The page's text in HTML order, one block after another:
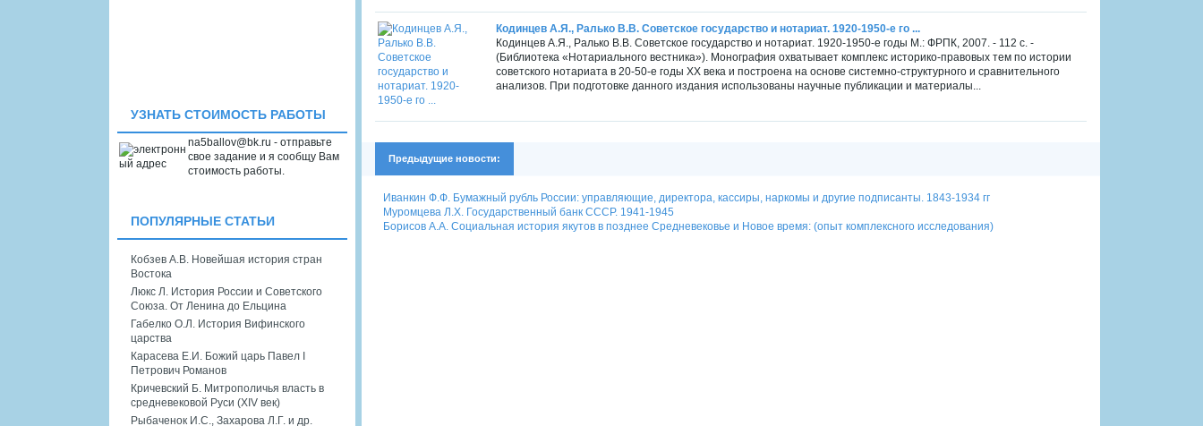
Кодинцев А.Я., Ралько В.В. Советское государство и нотариат. 1920-1950-е го ...
Кодинцев А.Я., Ралько В.В. Советское государство и нотариат. 1920-1950-е годы М.: ФРПК, 2007. - 112 с. -
(Библиотека «Нотариального вестника»). Монография охватывает комплекс историко-правовых тем по истории
советского нотариата в 20-50-е годы XX века и построена на основе системно-структурного и сравнительного
анализов. При подготовке данного издания использованы научные публикации и материалы...
Предыдущие новости:
Иванкин Ф.Ф. Бумажный рубль России: управляющие, директора, кассиры, наркомы и другие подписанты. 1843-1934 гг
Муромцева Л.Х. Государственный банк СССР. 1941-1945
Борисов А.А. Социальная история якутов в позднее Средневековье и Новое время: (опыт комплексного исследования)
УЗНАТЬ СТОИМОСТЬ РАБОТЫ
na5ballov@bk.ru - отправьте
свое задание и я сообщу Вам
стоимость работы.
ПОПУЛЯРНЫЕ СТАТЬИ
Кобзев А.В. Новейшая история стран
Востока
Люкс Л. История России и Советского
Союза. От Ленина до Ельцина
Габелко О.Л. История Вифинского
царства
Карасева Е.И. Божий царь Павел I
Петрович Романов
Кричевский Б. Митрополичья власть в
средневековой Руси (XIV век)
Рыбаченок И.С., Захарова Л.Г. и др.